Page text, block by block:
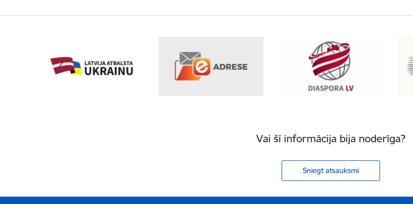
Vai šī informācija bija noderīga?
Sniegt atsauksmi